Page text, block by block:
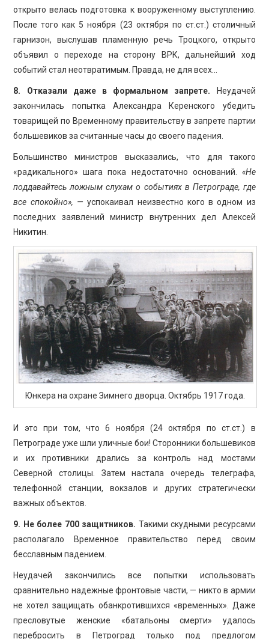
открыто велась подготовка к вооруженному выступлению.
После того как 5 ноября (23 октября по ст.ст.) столичный
гарнизон, выслушав пламенную речь Троцкого, открыто
объявил о переходе на сторону ВРК, дальнейший ход
событий стал неотвратимым. Правда, не для всех…
8. Отказали даже в формальном запрете.
Неудачей
закончилась попытка Александра Керенского убедить
товарищей по Временному правительству в запрете партии
большевиков за считанные часы до своего падения.
Большинство министров высказались, что для такого
«радикального» шага пока недостаточно оснований. «Не
поддавайтесь ложным слухам о событиях в Петрограде, где
все спокойно», —успокаивал неизвестно кого в одном из
последних заявлений министр внутренних дел Алексей
Никитин.
Юнкера на охране Зимнего дворца. Октябрь 1917 года.
И это при том, что 6 ноября (24 октября по ст.ст.) в
Петрограде уже шли уличные бои! Сторонники большевиков
и их противники дрались за контроль над мостами
Северной столицы. Затем настала очередь телеграфа,
телефонной станции, вокзалов и других стратегически
важных объектов.
9. Не более 700 защитников. Такими скудными ресурсами
располагало Временное правительство перед своим
бесславным падением.
Неудачей закончились все попытки использовать
сравнительно надежные фронтовые части, — никто в армии
не хотел защищать обанкротившихся «временных». Даже
пресловутые женские «батальоны смерти» удалось
перебросить в Петроград только под предлогом